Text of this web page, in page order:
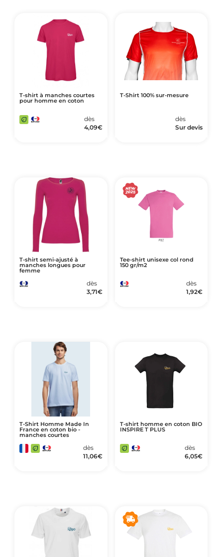
T-shirt à manches courtes
pour homme en coton
dès
4,09€
T-Shirt 100% sur-mesure
dès
Sur devis
T-shirt semi-ajusté à
manches longues pour
femme
dès
3,71€
Tee-shirt unisexe col rond
150 gr/m2
dès
1,92€
T-Shirt Homme Made In
France en coton bio -
manches courtes
dès
11,06€
T-shirt homme en coton BIO
INSPIRE T PLUS
dès
6,05€